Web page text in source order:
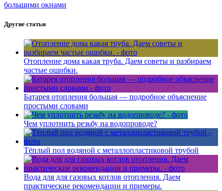
большими окнами
Другие статьи
Отопление дома какая труба. Даем советы и разбираем
частые ошибки.
Батарея отопления большая — подробное объяснение
простыми словами
Чем уплотнить резьбу на водопроводе?
Тёплый пол водяной с металлопластиковой трубой
Вода для для газовых котлов отопления. Даем
практические рекомендации и примеры.